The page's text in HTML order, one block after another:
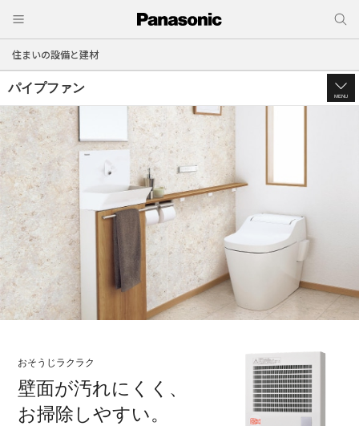
住まいの設備と建材
パイプファン
MENU
おそうじラクラク
壁面が汚れにくく、
お掃除しやすい。